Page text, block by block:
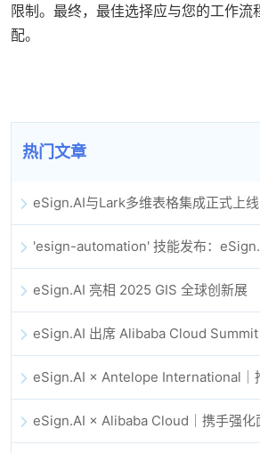
限制。最终，最佳选择应与您的工作流
配。
热门文章
eSign.AI 亮相 2025 GIS 全球创新展